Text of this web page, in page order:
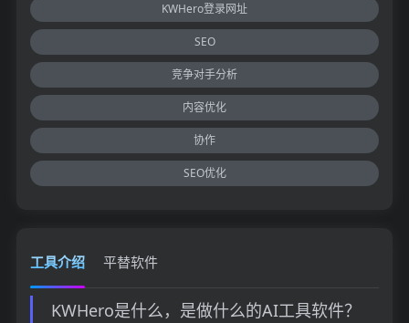
KWHero登录网址
SEO
竞争对手分析
内容优化
协作
SEO优化
工具介绍 平替软件
KWHero是什么，是做什么的AI工具软件？